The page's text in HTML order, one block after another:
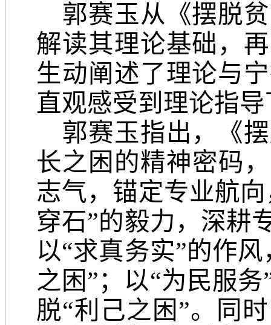
郭赛玉从《摆脱
解读其理论基础，
生动阐述了理论与
直观感受到理论指
郭赛玉指出，《
长之困的精神密码
志气，锚定专业航
穿石”的毅力，深耕
以“求真务实”的作
之困”；以“为民服
脱“利己之困”。同